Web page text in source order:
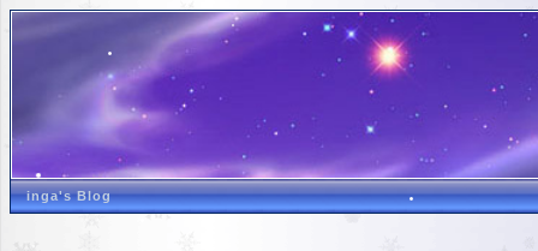
inga's Blog